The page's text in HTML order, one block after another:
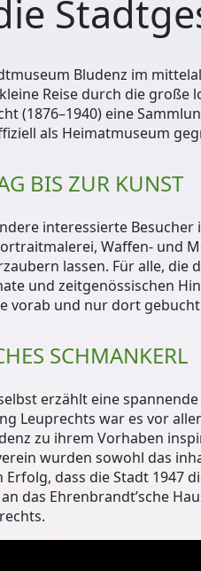
Bludenz im
Reise durch die große
(1876–1940) eine
als Heimatmuseum
BIS ZUR KUNST
interessierte
Waffen- und
lassen. Für alle, die
und zeitgenössischen
vorab und nur dort
SCHMANKERL
erzählt eine
Leuprechts war es vor
zu ihrem Vorhaben
wurden sowohl das
dass die Stadt 1947
das Ehrenbrandt’sche